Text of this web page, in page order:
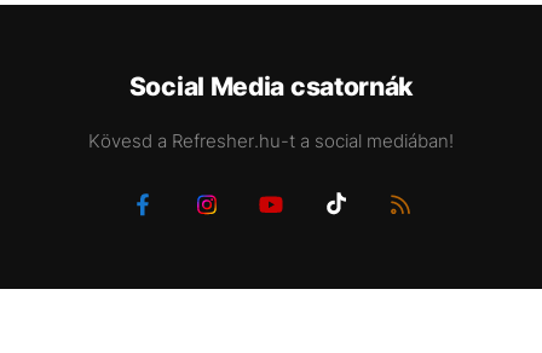
Social Media csatornák
Kövesd a Refresher.hu-t a social mediában!